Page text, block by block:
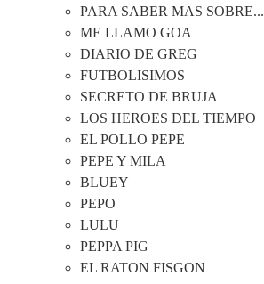
PARA SABER MAS SOBRE...
ME LLAMO GOA
DIARIO DE GREG
FUTBOLISIMOS
SECRETO DE BRUJA
LOS HEROES DEL TIEMPO
EL POLLO PEPE
PEPE Y MILA
BLUEY
PEPO
LULU
PEPPA PIG
EL RATON FISGON